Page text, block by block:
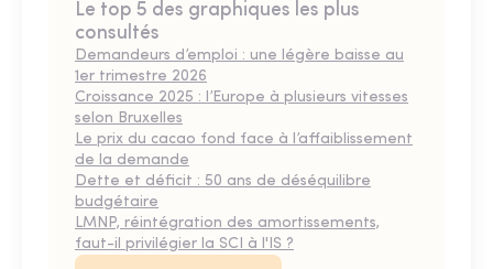
Le top 5 des graphiques les plus
consultés
Demandeurs d’emploi : une légère baisse au
1er trimestre 2026
Croissance 2025 : l’Europe à plusieurs vitesses
selon Bruxelles
Le prix du cacao fond face à l’affaiblissement
de la demande
Dette et déficit : 50 ans de déséquilibre
budgétaire
LMNP, réintégration des amortissements,
faut-il privilégier la SCI à l'IS ?